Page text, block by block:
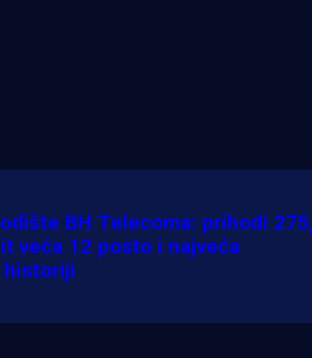
BH Telecoma: prihodi
veća 12 posto i najveća
historiji